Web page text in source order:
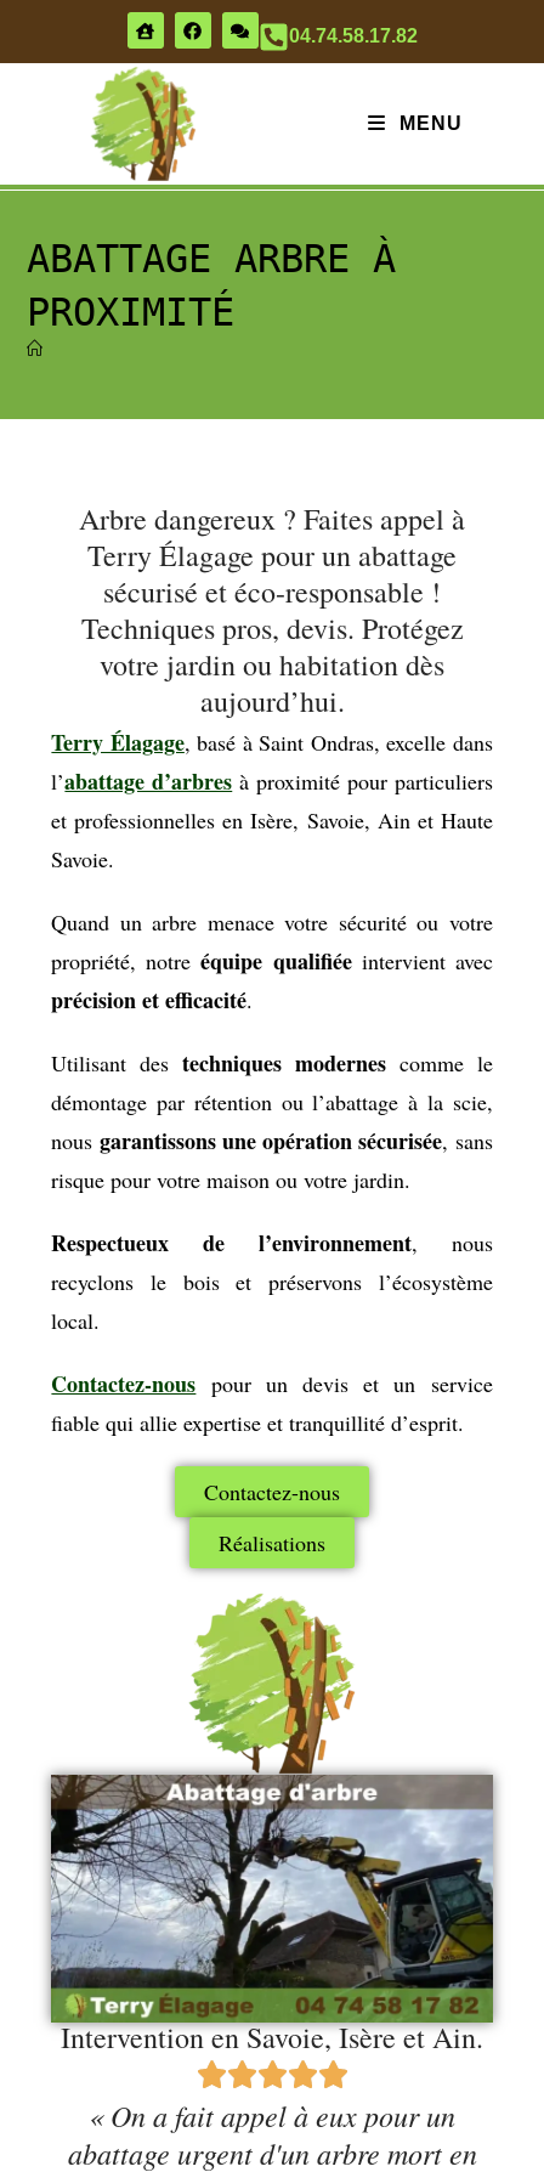
04.74.58.17.82
MENU
ABATTAGE ARBRE À
PROXIMITÉ
Arbre dangereux ? Faites appel à
Terry Élagage pour un abattage
sécurisé et éco-responsable !
Techniques pros, devis. Protégez
votre jardin ou habitation dès
aujourd’hui.
Terry Élagage, basé à Saint Ondras, excelle dans
l’abattage d’arbres à proximité pour particuliers
et professionnelles en Isère, Savoie, Ain et Haute
Savoie.
Quand un arbre menace votre sécurité ou votre
propriété, notreéquipe qualifiéeintervient avec
précision et efficacité.
Utilisant destechniques modernescomme le
démontage par rétention ou l’abattage à la scie,
nous garantissons une opération sécurisée, sans
risque pour votre maison ou votre jardin.
Respectueux de l’environnement, nous
recyclons le bois et préservons l’écosystème
local.
Contactez-nous pour un devis et un service
fiable qui allie expertise et tranquillité d’esprit.
Contactez-nous
Réalisations
Intervention en Savoie, Isère et Ain.
« On a fait appel à eux pour un
abattage urgent d'un arbre mort en